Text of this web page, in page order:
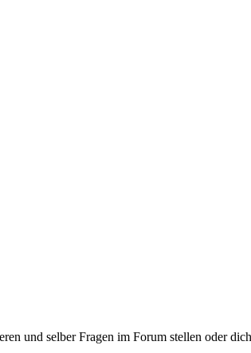
und selber Fragen im Forum stellen oder